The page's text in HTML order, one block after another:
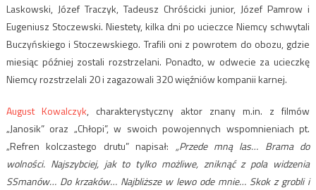
Laskowski, Józef Traczyk, Tadeusz Chróścicki junior, Józef Pamrow i
Eugeniusz Stoczewski. Niestety, kilka dni po ucieczce Niemcy schwytali
Buczyńskiego i Stoczewskiego. Trafili oni z powrotem do obozu, gdzie
miesiąc później zostali rozstrzelani. Ponadto, w odwecie za ucieczkę
Niemcy rozstrzelali 20 i zagazowali 320 więźniów kompanii karnej.
August Kowalczyk, charakterystyczny aktor znany m.in. z filmów
„Janosik” oraz „Chłopi”, w swoich powojennych wspomnieniach pt.
„Refren kolczastego drutu” napisał: „Przede mną las… Brama do
wolności. Najszybciej, jak to tylko możliwe, zniknąć z pola widzenia
SSmanów… Do krzaków… Najbliższe w lewo ode mnie… Skok z grobli i